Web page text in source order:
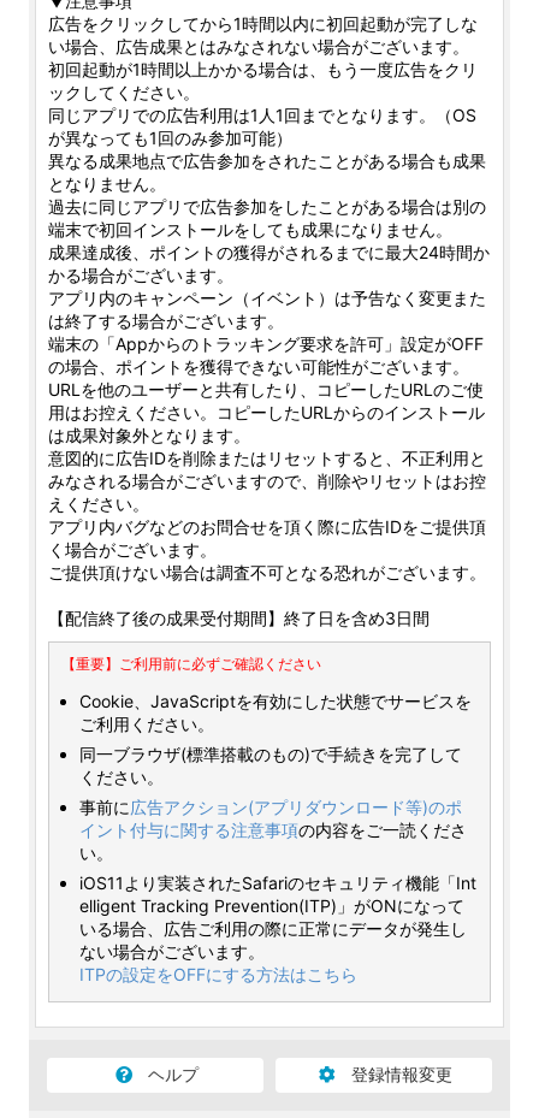
広告をクリックしてから1時間以内に初回起動が完了しな
い場合、広告成果とはみなされない場合がございます。
初回起動が1時間以上かかる場合は、もう一度広告をクリ
ックしてください。
同じアプリでの広告利用は1人1回までとなります。（OS
が異なっても1回のみ参加可能）
異なる成果地点で広告参加をされたことがある場合も成果
となりません。
過去に同じアプリで広告参加をしたことがある場合は別の
端末で初回インストールをしても成果になりません。
成果達成後、ポイントの獲得がされるまでに最大24時間か
かる場合がございます。
アプリ内のキャンペーン（イベント）は予告なく変更また
は終了する場合がございます。
端末の「Appからのトラッキング要求を許可」設定がOFF
の場合、ポイントを獲得できない可能性がございます。
URLを他のユーザーと共有したり、コピーしたURLのご使
用はお控えください。コピーしたURLからのインストール
は成果対象外となります。
意図的に広告IDを削除またはリセットすると、不正利用と
みなされる場合がございますので、削除やリセットはお控
えください。
アプリ内バグなどのお問合せを頂く際に広告IDをご提供頂
く場合がございます。
ご提供頂けない場合は調査不可となる恐れがございます。
【配信終了後の成果受付期間】終了日を含め3日間
【重要】ご利用前に必ずご確認ください
Cookie、JavaScriptを有効にした状態でサービスを
ご利用ください。
同一ブラウザ(標準搭載のもの)で手続きを完了して
ください。
事前に広告アクション(アプリダウンロード等)のポ
イント付与に関する注意事項の内容をご一読くださ
い。
iOS11より実装されたSafariのセキュリティ機能「Int
elligent Tracking Prevention(ITP)」がONになって
いる場合、広告ご利用の際に正常にデータが発生し
ない場合がございます。
ITPの設定をOFFにする方法はこちら
ヘルプ 登録情報変更